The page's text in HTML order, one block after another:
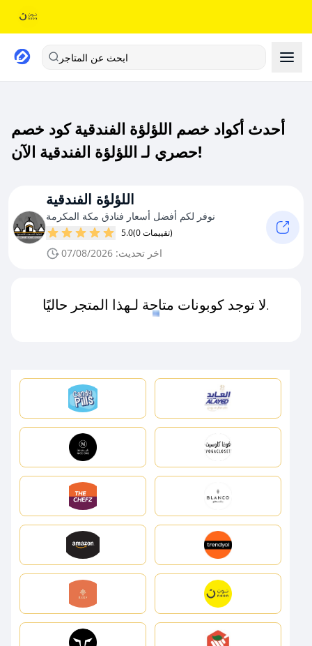
ابحث عن المتاجر
أحدث أكواد خصم اللؤلؤة الفندقية كود خصم
حصري لـ اللؤلؤة الفندقية الآن!
اللؤلؤة الفندقية
نوفر لكم أفضل أسعار فنادق مكة المكرمة
5.0 (0 تقييمات)
اخر تحديث: 07/08/2026
لا توجد كوبونات متاحة لـهذا المتجر حاليًا.